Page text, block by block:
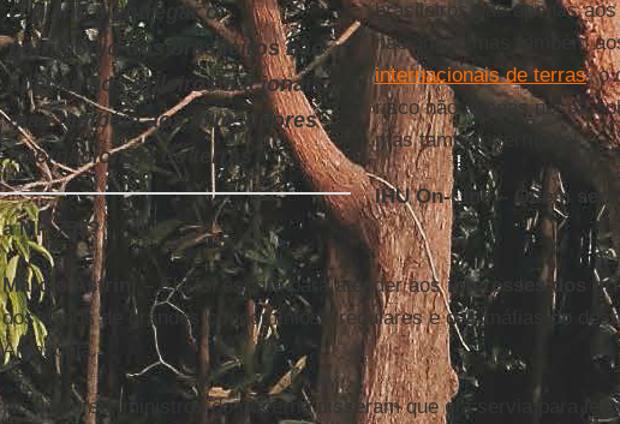
O plano é entregar o
patrimônio dos brasileiros não
apenas aos grileiros nacionais,
mas também aos investidores
internacionais de terras
brasileiros não apenas
nacionais, mas também
internacionais de terras, o
risco não apenas nossa
mas também territorial.
IHU On-Line – Quem
a MP 759?
Márcio Astrini – Ela foi escrita para atender aosinteresses dos
dos donos de grandes condomínios irregulares e das máfias do
Amazônia.
No discurso, ministros do governo disseram que ela servia para